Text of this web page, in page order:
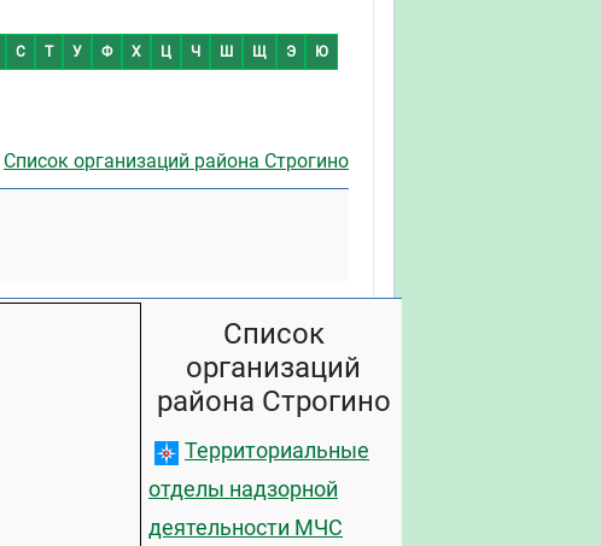
С Т У Ф Х Ц Ч Ш Щ Э Ю
Список организаций района Строгино
Список
организаций
района Строгино
Территориальные
отделы надзорной
деятельности МЧС